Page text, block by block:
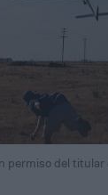
permiso del